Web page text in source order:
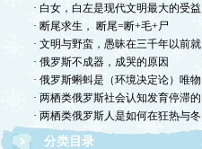
· 白女，白左是现代文明最大的受益
· 断尾求生， 断尾=断+毛+尸
· 文明与野蛮，愚昧在三千年以前就
· 俄罗斯不成器，成哭的原因
· 俄罗斯蝌蚪是（环境决定论）唯物
· 两栖类俄罗斯社会认知发育停滞的
· 两栖类俄罗斯人是如何在狂热与冬
分类目录